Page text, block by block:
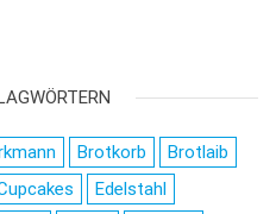
Brotkorb
Brotlaib
Edelstahl